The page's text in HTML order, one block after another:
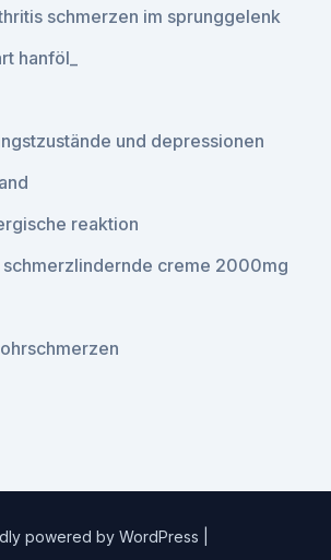
schmerzen im sprunggelenk
hanföl_
und depressionen
reaktion
schmerzlindernde creme 2000mg
powered by WordPress